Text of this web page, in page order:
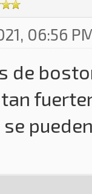
06:56
de